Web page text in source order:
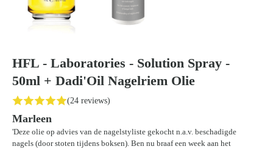
HFL - Laboratories - Solution Spray -
50ml + Dadi'Oil Nagelriem Olie
(24 reviews)
Marleen
'Deze olie op advies van de nagelstyliste gekocht n.a.v. beschadigde
nagels (door stoten tijdens boksen). Ben nu braaf een week aan het